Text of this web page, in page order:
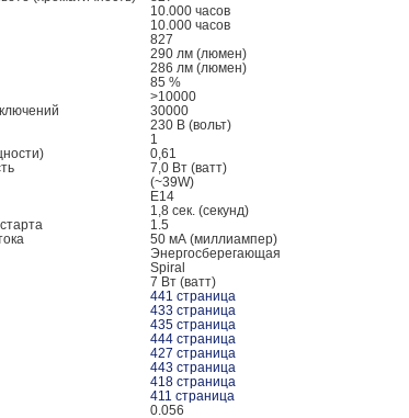
10.000 часов
10.000 часов
827
290 лм (люмен)
286 лм (люмен)
85 %
>10000
30000
230 В (вольт)
1
0,61
7,0 Вт (ватт)
(~39W)
E14
1,8 сек. (секунд)
1.5
50 мА (миллиампер)
Энергосберегающая
Spiral
7 Вт (ватт)
441 страница
433 страница
435 страница
444 страница
427 страница
443 страница
418 страница
411 страница
0.056